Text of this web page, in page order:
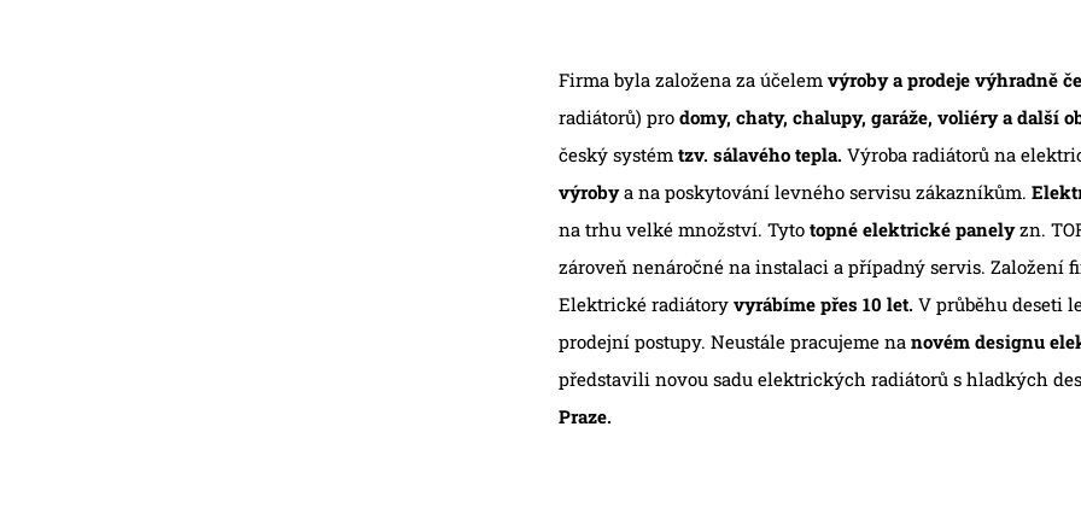
Firma byla založena za účelem výroby a prodeje výhradně
radiátorů) pro domy, chaty, chalupy, garáže, voliéry a další
český systém tzv. sálavého tepla. Výroba radiátorů na
výrobya na poskytování levného servisu zákazníkům.
na trhu velké množství. Tyto topné elektrické panelyzn.
zároveň nenáročné na instalaci a případný servis. Založení
Elektrické radiátory vyrábíme přes 10 let. V průběhu deseti
prodejní postupy. Neustále pracujeme na novém designu
představili novou sadu elektrických radiátorů s hladkých
Praze.